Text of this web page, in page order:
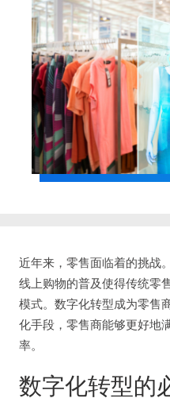
近年来，零售面临着的挑战
线上购物的普及使得传统零
模式。数字化转型成为零售
化手段，零售商能够更好地
率。
数字化转型的